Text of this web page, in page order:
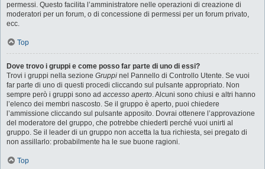
permessi. Questo facilita l’amministratore nelle operazioni di creazione di
moderatori per un forum, o di concessione di permessi per un forum privato,
ecc.
Top
Dove trovo i gruppi e come posso far parte di uno di essi?
Trovi i gruppi nella sezione Gruppi nel Pannello di Controllo Utente. Se vuoi
far parte di uno di questi procedi cliccando sul pulsante appropriato. Non
sempre però i gruppi sono ad accesso aperto. Alcuni sono chiusi e altri hanno
l’elenco dei membri nascosto. Se il gruppo è aperto, puoi chiedere
l’ammissione cliccando sul pulsante apposito. Dovrai ottenere l’approvazione
del moderatore del gruppo, che potrebbe chiederti perché vuoi unirti al
gruppo. Se il leader di un gruppo non accetta la tua richiesta, sei pregato di
non assillarlo: probabilmente ha le sue buone ragioni.
Top